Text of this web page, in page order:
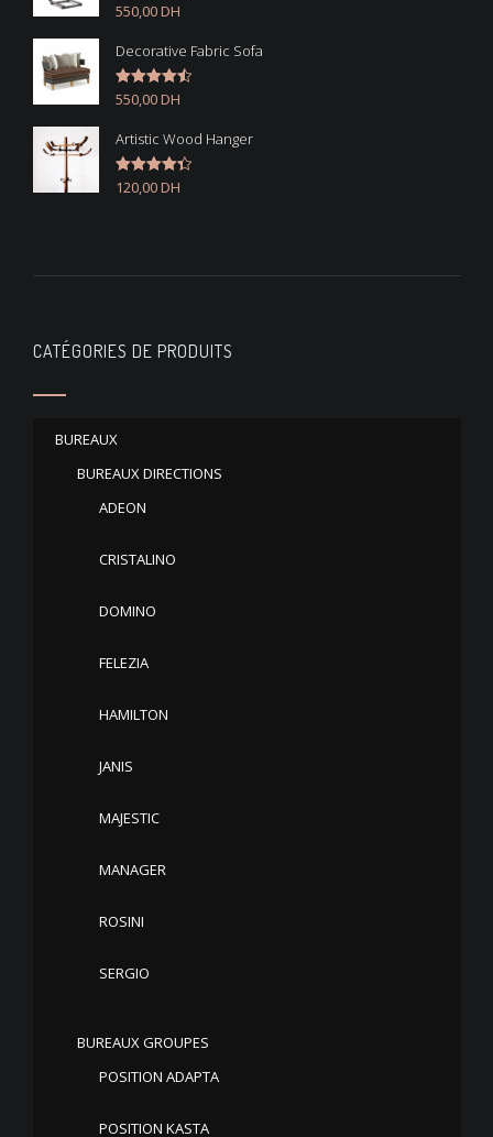
Note4.67
sur 5
550,00DH
Decorative Fabric Sofa
Note4.50
sur 5
550,00DH
Artistic Wood Hanger
Note4.33
sur 5
120,00DH
CATÉGORIES DE PRODUITS
BUREAUX
BUREAUX DIRECTIONS
ADEON
CRISTALINO
DOMINO
FELEZIA
HAMILTON
JANIS
MAJESTIC
MANAGER
ROSINI
SERGIO
BUREAUX GROUPES
POSITION ADAPTA
POSITION KASTA